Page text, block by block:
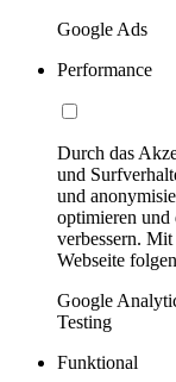
Google Ads
Performance
Durch das
und
und
optimieren und
verbessern.
Webseite
Google
Testing
Funktional